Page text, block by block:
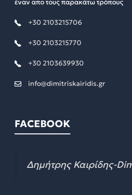
έναν απο τους παρακάτω τρόπους
+30 2103215706
+30 2103215770
+30 2103639930
info@dimitriskairidis.gr
FACEBOOK
Δημήτρης Καιρίδης-